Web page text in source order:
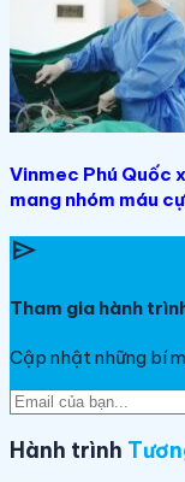
Vinmec Phú Quốc
mang nhóm máu
send
Tham gia hành
Cập nhật những bí
Hành trình